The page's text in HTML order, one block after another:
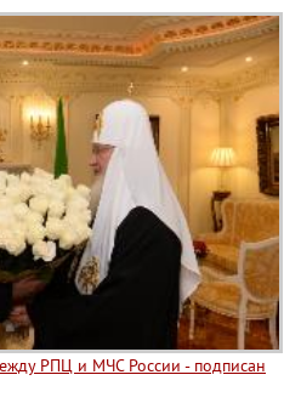
РПЦ и МЧС России - подписан